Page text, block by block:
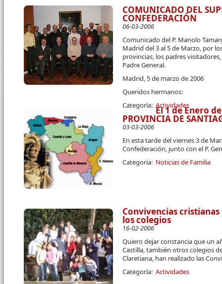
COMUNICADO DEL
CONFEDERACIÓN
06-03-2006
Comunicado del P. Manolo
Madrid del 3 al 5 de Marzo, por
provincias, los padres
Padre General.
Madrid, 5 de marzo de 2006
Queridos hermanos:
Categoría: Actividades
El 1 de Enero
PROVINCIA DE
03-03-2006
En esta tarde del viernes 3 de
Confederación, junto con el P.
Categoría: Noticias de Familia
Convivencias
los colegios
16-02-2006
Quiero dejar constancia que un
Castilla, también otros colegios
Claretiana, han realizado las
Categoría: Actividades